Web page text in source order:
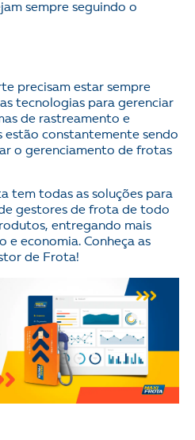
sempre seguindo o
precisam estar sempre
tecnologias para gerenciar
de rastreamento e
constantemente sendo
o gerenciamento de frotas
tem todas as soluções para
gestores de frota de todo
entregando mais
e economia. Conheça as
de Frota!